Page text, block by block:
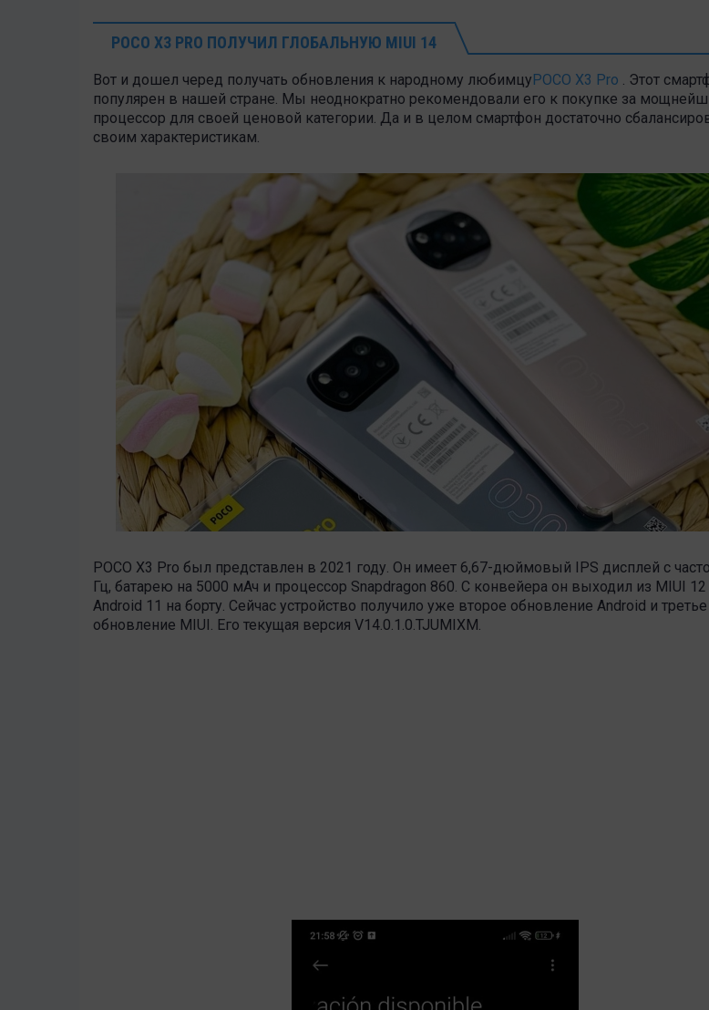
POCO X3 PRO ПОЛУЧИЛ ГЛОБАЛЬНУЮ MIUI 14
Вот и дошел черед получать обновления к народному любимцуPOCO X3 Pro . Этот
популярен в нашей стране. Мы неоднократно рекомендовали его к покупке за
процессор для своей ценовой категории. Да и в целом смартфон достаточно
своим характеристикам.
POCO X3 Pro был представлен в 2021 году. Он имеет 6,67-дюймовый IPS дисплей с
Гц, батарею на 5000 мАч и процессор Snapdragon 860. С конвейера он выходил из MIUI 12
Android 11 на борту. Сейчас устройство получило уже второе обновление Android и третье
обновление MIUI. Его текущая версия V14.0.1.0.TJUMIXM.